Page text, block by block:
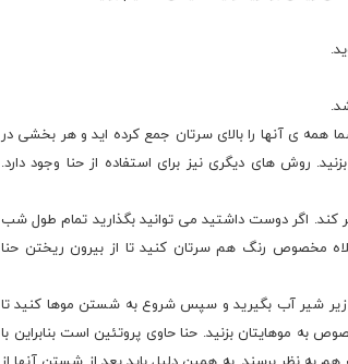
ی آنها را بالای سرتان جمع کرده اید و هر بخشی در
روش های دیگری نیز برای استفاده از حنا وجود دارد.
بیشتر اثر کند. اگر دوست داشتید می توانید بگذارید تمام طول شب
مخصوص رنگ هم سرتان کنید تا از بیرون ریختن حنا
زیر شیر آب بگیرید و سپس شروع به شستن موها کنید تا
موهایتان بزنید. حنا حاوی پروتئین است بنابراین با